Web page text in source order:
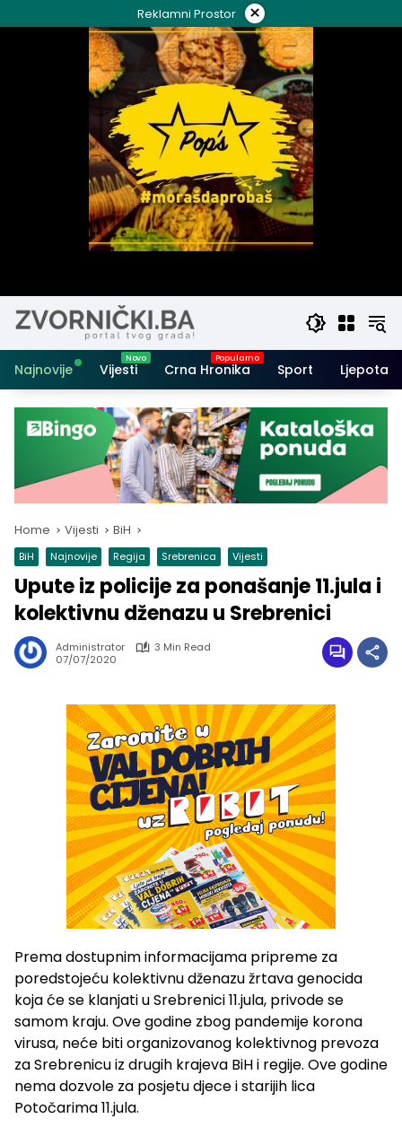
to
Reklamni Prostor ×
Najnovije Vijesti Crna Hronika Sport Ljepota i
Home Vijesti BiH
BiH Najnovije Regija Srebrenica Vijesti
Upute iz policije za ponašanje 11.jula i
kolektivnu dženazu u Srebrenici
Administrator
3 Min Read
07/07/2020
Prema dostupnim informacijama pripreme za
poredstojeću kolektivnu dženazu žrtava genocida
koja će se klanjati u Srebrenici 11.jula, privode se
samom kraju. Ove godine zbog pandemije korona
virusa, neće biti organizovanog kolektivnog prevoza
za Srebrenicu iz drugih krajeva BiH i regije. Ove godine
nema dozvole za posjetu djece i starijih lica
Potočarima 11.jula.